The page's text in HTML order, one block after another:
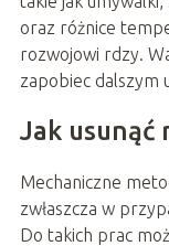
oraz różnice
rozwojowi rdzy.
zapobiec dalszym
Jak usunąć
Mechaniczne
zwłaszcza w
Do takich prac